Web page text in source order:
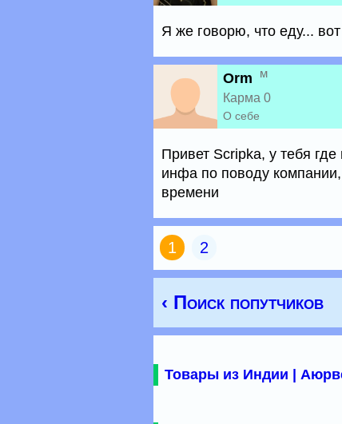
Я же говорю, что еду...
Orm
м
Карма 0
О себе
Привет Scripka, у тебя где
инфа по поводу
времени
1 2
‹ Поиск попутчиков
Товары из Индии |